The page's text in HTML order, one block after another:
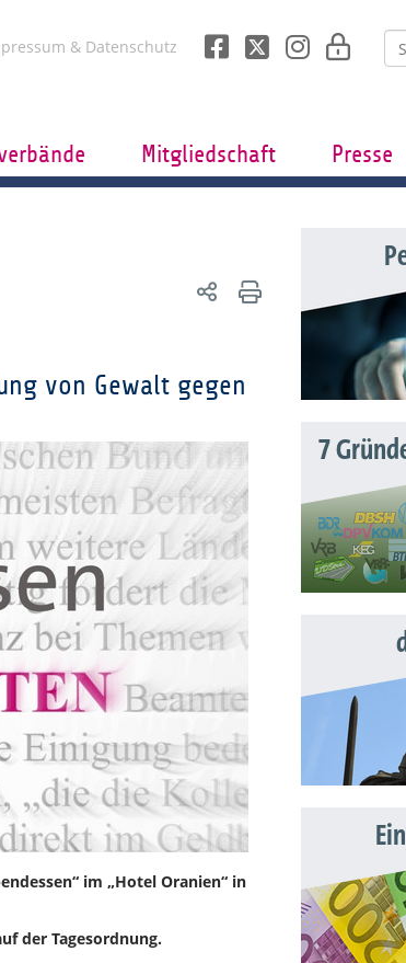
& Datenschutz
Mitgliedschaft Presse
von Gewalt gegen
im „Hotel Oranien“ in
der Tagesordnung.
7